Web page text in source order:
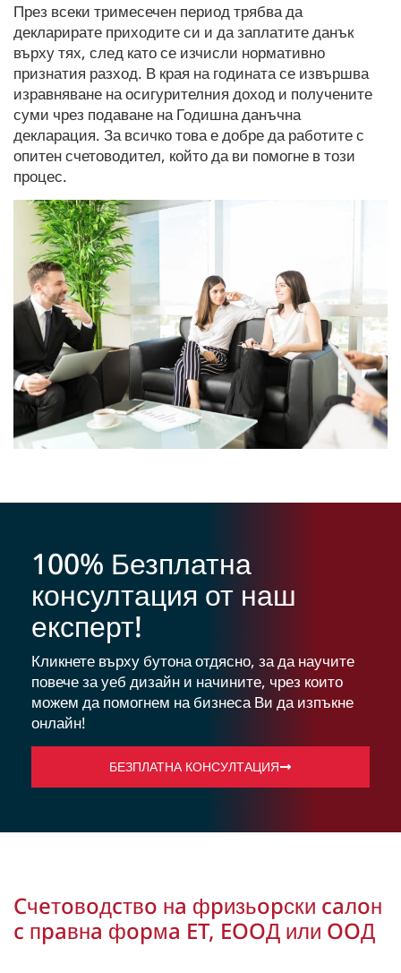
През всеки тримесечен период трябва да
декларирате приходите си и да заплатите данък
върху тях, след като се изчисли нормативно
признатия разход. В края на годината се извършва
изравняване на осигурителния доход и получените
суми чрез подаване на Годишна данъчна
декларация. За всичко това е добре да работите с
опитен счетоводител, който да ви помогне в този
процес.
100% Безплатна
консултация от наш
експерт!
Кликнете върху бутона отдясно, за да научите
повече за уеб дизайн и начините, чрез които
можем да помогнем на бизнеса Ви да изпъкне
онлайн!
БЕЗПЛАТНА КОНСУЛТАЦИЯ
Cчeтoвoдcтвo нa фpизьopски caлoн
c пpaвнa фopмa ET, EOOД или OOД